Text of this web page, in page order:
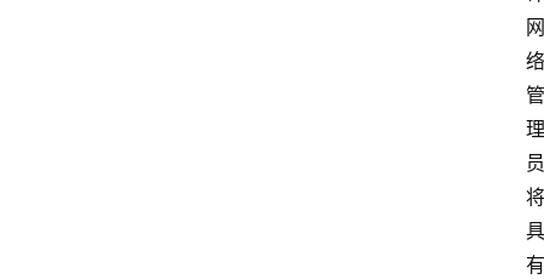
网
络
管
理
员
将
具
有